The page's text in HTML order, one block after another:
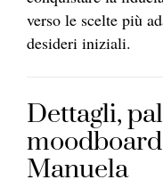
verso le scelte più
desideri iniziali.
Dettagli,
Manuela